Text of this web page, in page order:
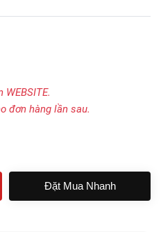
đơn hàng lần sau.
Đặt Mua Nhanh